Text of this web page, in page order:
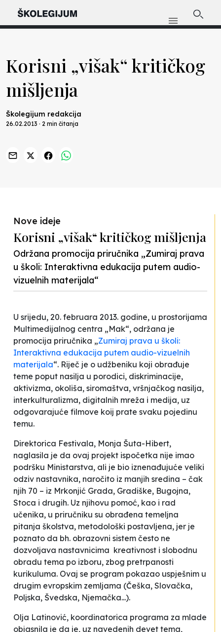
Korisni „višak“ kritičkog
mišljenja
Školegijum redakcija
26.02.2013 · 2 min čitanja
Nove ideje
Korisni „višak“ kritičkog mišljenja
Održana promocija priručnika „Zumiraj prava
u školi: Interaktivna edukacija putem audio-
vizuelnih materijala“
U srijedu, 20. februara 2013. godine, u prostorijama
Multimedijalnog centra „Mak“, održana je
promocija priručnika „Zumiraj prava u školi:
Interaktivna edukacija putem audio-vizuelnih
materijala“. Riječ je o udžbeniku koji obrađuje
teme poput nasilja u porodici, diskriminacije,
aktivizma, okoliša, siromaštva, vršnjačkog nasilja,
interkulturalizma, digitalnih mreža i medija, uz
odgovarajuće filmove koij prate svaku pojedinu
temu.
Direktorica Festivala, Monja Šuta-Hibert,
naglasila je da ovaj projekt ispočetka nije imao
podršku Ministarstva, ali je bio iznenađujuće veliki
odziv nastavnika, naročito iz manjih sredina – čak
njih 70 – iz Mrkonjić Grada, Gradiške, Bugojna,
Stoca i drugih. Uz njihovu pomoć, kao i rad
učenika, u priručniku su obrađena temeljna
pitanja školstva, metodološki postavljena, jer je
poznato da bh. obrazovni sistem često ne
dozvoljava nastavnicima kreativnost i slobodnu
obradu tema po izboru, zbog pretrpanosti
kurikuluma. Ovaj se program pokazao uspješnim u
drugim evropskim zemljama (Češka, Slovačka,
Poljska, Švedska, Njemačka...).
Olja Latinović, koordinatorica programa za mlade
objasnila je da je, uz navedenih devet tema,